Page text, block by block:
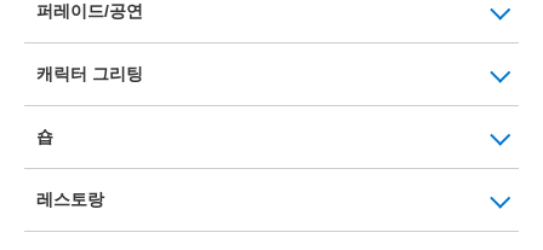
퍼레이드/공연
캐릭터 그리팅
숍
레스토랑